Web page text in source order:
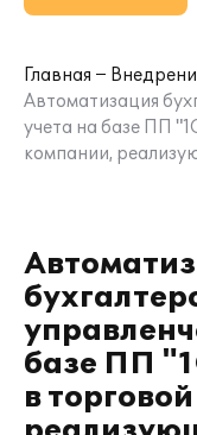
Главная
Автоматизация
учета на базе ПП
компании,
базе ПП
в